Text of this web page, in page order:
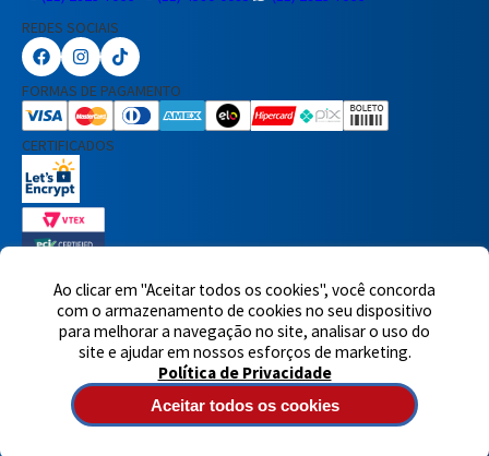
Ao clicar em "Aceitar todos os cookies", você concorda
com o armazenamento de cookies no seu dispositivo
para melhorar a navegação no site, analisar o uso do
site e ajudar em nossos esforços de marketing.
Política de Privacidade
Aceitar todos os cookies
REDES SOCIAIS
FORMAS DE PAGAMENTO
CERTIFICADOS
7460 avaliações reais
© 2025,Eletrônica Santana Ltda. Todos os direitos reservados.
Voluntários da Pátria, 1495 - Santana - CEP 02011-200 - São Paulo -
Atendimento de segunda à quinta-feira das 8h às 18h e sexta-
feira das 8h às 17h - CNPJ: 60717899/0001-90
Tecnologia de e-commerce
Nome Completo
Iniciar Conversa